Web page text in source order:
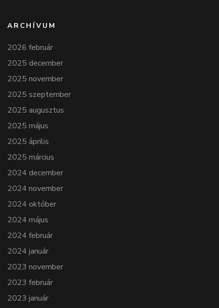
ARCHÍVUM
2026 február
2025 december
2025 november
2025 szeptember
2025 augusztus
2025 május
2025 április
2025 március
2024 december
2024 november
2024 október
2024 május
2024 február
2024 január
2023 november
2023 február
2023 január